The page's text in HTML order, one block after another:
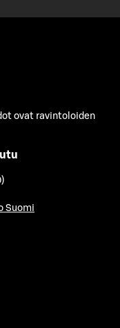
ovat ravintoloiden
Suomi